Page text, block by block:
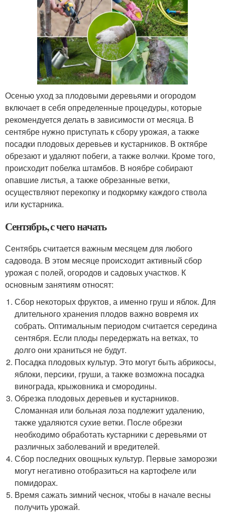
Осенью уход за плодовыми деревьями и огородом
включает в себя определенные процедуры, которые
рекомендуется делать в зависимости от месяца. В
сентябре нужно приступать к сбору урожая, а также
посадки плодовых деревьев и кустарников. В октябре
обрезают и удаляют побеги, а также волчки. Кроме того,
происходит побелка штамбов. В ноябре собирают
опавшие листья, а также обрезанные ветки,
осуществляют перекопку и подкормку каждого ствола
или кустарника.
Сентябрь, с чего начать
Сентябрь считается важным месяцем для любого
садовода. В этом месяце происходит активный сбор
урожая с полей, огородов и садовых участков. К
основным занятиям относят:
Сбор некоторых фруктов, а именно груш и яблок. Для
длительного хранения плодов важно вовремя их
собрать. Оптимальным периодом считается середина
сентября. Если плоды передержать на ветках, то
долго они храниться не будут.
Посадка плодовых культур. Это могут быть абрикосы,
яблоки, персики, груши, а также возможна посадка
винограда, крыжовника и смородины.
Обрезка плодовых деревьев и кустарников.
Сломанная или больная лоза подлежит удалению,
также удаляются сухие ветки. После обрезки
необходимо обработать кустарники с деревьями от
различных заболеваний и вредителей.
Сбор последних овощных культур. Первые заморозки
могут негативно отобразиться на картофеле или
помидорах.
Время сажать зимний чеснок, чтобы в начале весны
получить урожай.